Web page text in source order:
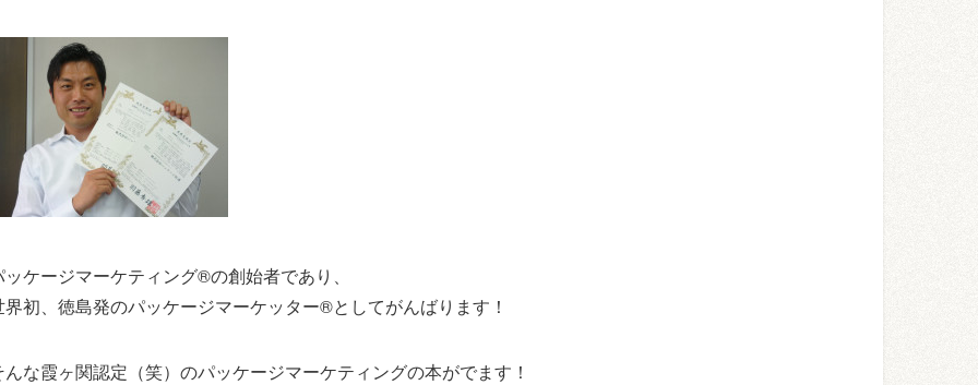
ッケージマーケティング®の創始者であり、
界初、徳島発のパッケージマーケッター®としてがんばります！
んな霞ヶ関認定（笑）のパッケージマーケティングの本がでます！